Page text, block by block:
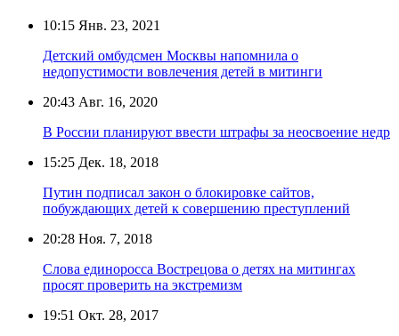
10:15 Янв. 23, 2021
Детский омбудсмен Москвы напомнила о
недопустимости вовлечения детей в митинги
20:43 Авг. 16, 2020
В России планируют ввести штрафы за неосвоение недр
15:25 Дек. 18, 2018
Путин подписал закон о блокировке сайтов,
побуждающих детей к совершению преступлений
20:28 Ноя. 7, 2018
Слова единоросса Вострецова о детях на митингах
просят проверить на экстремизм
19:51 Окт. 28, 2017